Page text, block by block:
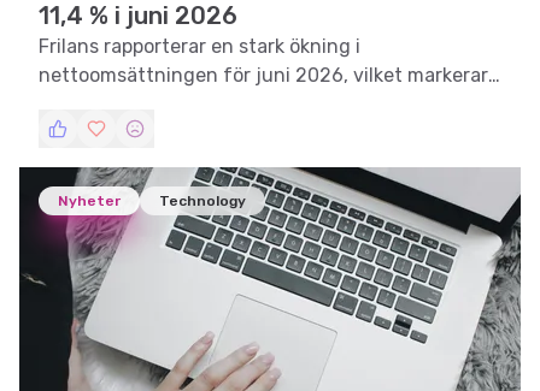
11,4 % i juni 2026
Frilans rapporterar en stark ökning i
nettoomsättningen för juni 2026, vilket markerar
Nyheter Technology